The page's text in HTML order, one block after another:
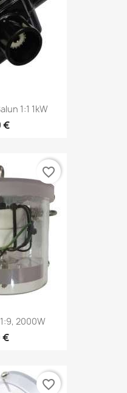
1:1 1kW
€
2000W
€
favorite_border
favorite_border